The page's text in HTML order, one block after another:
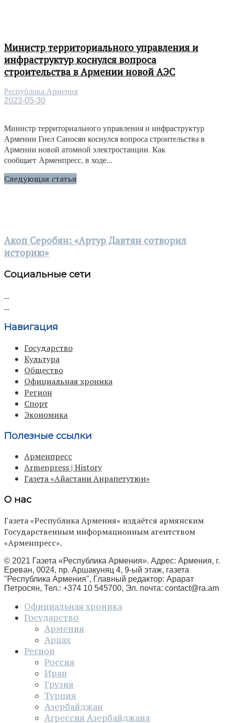
Министр территориального управления и
инфраструктур коснулся вопроса
строительства в Армении новой АЭС
Республика Армения
2023-05-30
Министр территориального управления и инфраструктур
Армении Гнел Саносян коснулся вопроса строительства в
Армении новой атомной электростанции. Как
сообщает Арменпресс, в ходе...
Следующая статья
Акоп Серобян: «Артур Давтян сотворил
историю»
Социальные сети
Навигация
Государство
Культура
Общество
Официальная хроника
Регион
Спорт
Экономика
Полезные ссылки
Арменпресс
Armenpress | History
Газета «Айастани Анрапетутюн»
О нас
Газета «Республика Армения» издаётся армянским
Государственным информационным агентством
«Арменпресс».
© 2021 Газета «Республика Армения». Адрес: Армения, г.
Ереван, 0024, пр. Аршакуняц 4, 9-ый этаж, газета
"Республика Армения", Главный редактор: Арарат
Петросян, Тел.: +374 10 545700, Эл. почта: contact@ra.am
Официальная хроника
Государство
Армения
Арцах
Регион
Россия
Иран
Грузия
Турция
Азербайджан
Агрессия Азербайджана